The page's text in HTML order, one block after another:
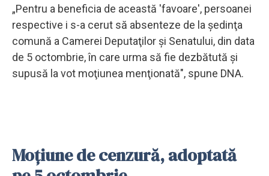
„Pentru a beneficia de această 'favoare', persoanei
respective i s-a cerut să absenteze de la şedinţa
comună a Camerei Deputaţilor şi Senatului, din data
de 5 octombrie, în care urma să fie dezbătută şi
supusă la vot moţiunea menţionată", spune DNA.
Moțiune de cenzură, adoptată